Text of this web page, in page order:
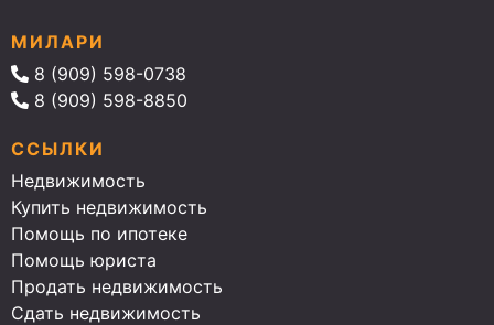
МИЛАРИ
8 (909) 598-0738
8 (909) 598-8850
ССЫЛКИ
Недвижимость
Купить недвижимость
Помощь по ипотеке
Помощь юриста
Продать недвижимость
Сдать недвижимость